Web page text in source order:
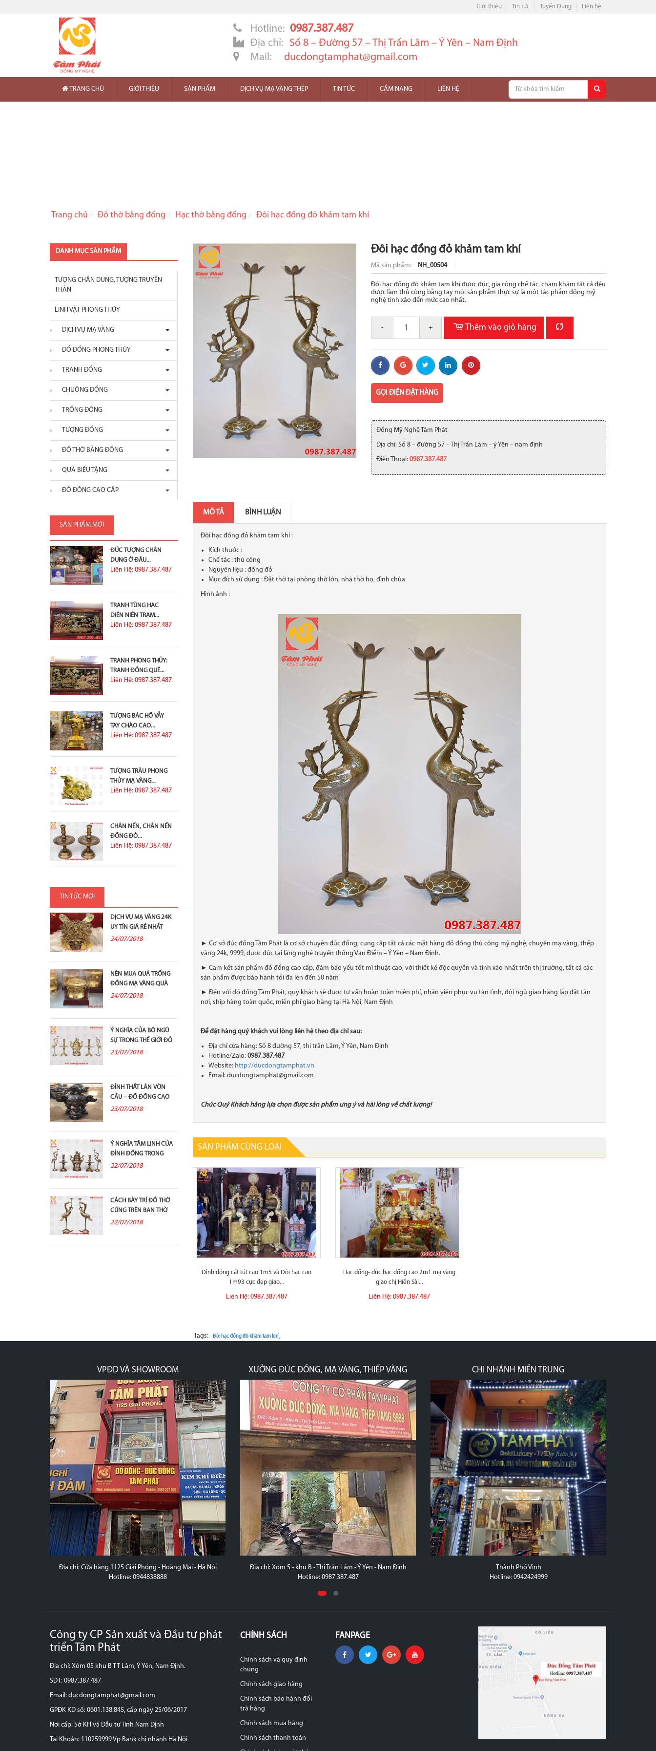
Giới thiệu Tin tức Tuyển Dụng Liên hệ
Hotline: 0987.387.487
Địa chỉ:
Số 8 – Đường 57 – Thị Trấn Lâm – Ý Yên – Nam Định
Mail:
ducdongtamphat@gmail.com
TRANG CHỦ GIỚI THIỆU SẢN PHẨM DỊCH VỤ MẠ VÀNG THÉP TIN TỨC CẨM NANG LIÊN HỆ
Trang chủ Đồ thờ bằng đồng Hạc thờ bằng đồng Đôi hạc đồng đỏ khảm tam khí
DANH MỤC SẢN PHẨM
TƯỢNG CHÂN DUNG, TƯỢNG TRUYỀN
THÂN
LINH VẬT PHONG THỦY
DỊCH VỤ MẠ VÀNG
ĐỒ ĐỒNG PHONG THỦY
TRANH ĐỒNG
CHUÔNG ĐỒNG
TRỐNG ĐỒNG
TƯỢNG ĐỒNG
ĐỒ THỜ BẰNG ĐỒNG
QUÀ BIẾU TẶNG
ĐỒ ĐỒNG CAO CẤP
SẢN PHẨM MỚI
ĐÚC TƯỢNG CHÂN
DUNG Ở ĐÂU...
Liên Hệ: 0987.387.487
TRANH TÙNG HẠC
DIÊN NIÊN TRẠM...
Liên Hệ: 0987.387.487
TRANH PHONG THỦY:
TRANH ĐỒNG QUÊ...
Liên Hệ: 0987.387.487
TƯỢNG BÁC HỒ VẪY
TAY CHÀO CAO...
Liên Hệ: 0987.387.487
TƯỢNG TRÂU PHONG
THỦY MẠ VÀNG...
Liên Hệ: 0987.387.487
CHÂN NẾN, CHÂN NẾN
ĐỒNG ĐỎ...
Liên Hệ: 0987.387.487
TIN TỨC MỚI
DỊCH VỤ MẠ VÀNG 24K
UY TÍN GIÁ RẺ NHẤT
24/07/2018
NÊN MUA QUẢ TRỐNG
ĐỒNG MẠ VÀNG QUÀ
TẶNG Ở ĐÂU?
24/07/2018
Ý NGHĨA CỦA BỘ NGŨ
SỰ TRONG THẾ GIỚI ĐỒ
ĐỒNG THỜ...
23/07/2018
ĐỈNH THẤT LÂN VỜN
CẦU – ĐỒ ĐỒNG CAO
CẤP VÀ Ý...
23/07/2018
Ý NGHĨA TÂM LINH CỦA
ĐỈNH ĐỒNG TRONG
THỜ CÚNG TỔ TIÊN
22/07/2018
CÁCH BÀY TRÍ ĐỒ THỜ
CÚNG TRÊN BAN THỜ
GIA TIÊN
22/07/2018
Đôi hạc đồng đỏ khảm tam khí
Mã sản phẩm: NH_00504
Đôi hạc đồng đỏ khảm tam khí được đúc, gia công chế tác, chạm khảm tất cả đều
được làm thủ công bằng tay mỗi sản phẩm thực sự là một tác phẩm đồng mỹ
nghệ tinh xảo đến mức cao nhất.
- + Thêm vào giỏ hàng
GỌI ĐIỆN ĐẶT HÀNG
Đồng Mỹ Nghệ Tâm Phát
Địa chỉ: Số 8 – đường 57 – Thị Trấn Lâm – ý Yên – nam định
Điện Thoại:0987.387.487
MÔ TẢ BÌNH LUẬN
Đôi hạc đồng đỏ khảm tam khí :
Kích thước :
Chế tác : thủ công
Nguyên liệu : đồng đỏ
Mục đích sử dụng : Đặt thờ tại phòng thờ lớn, nhà thờ họ, đình chùa
Hình ảnh :
► Cơ sở đúc đồng Tâm Phát là cơ sở chuyên đúc đồng, cung cấp tất cả các mặt hàng đồ đồng thủ công mỹ nghệ, chuyên mạ vàng, thếp
vàng 24k, 9999, được đúc tại làng nghề truyền thống Vạn Điểm – Ý Yên – Nam Định.
► Cam kết sản phẩm đồ đồng cao cấp, đảm bảo yếu tốt mĩ thuật cao, với thiết kế độc quyền và tinh xảo nhất trên thị trường, tất cả các
sản phẩm được bào hành tối đa lên đến 50 năm
► Đến với đồ đồng Tâm Phát, quý khách sẽ được tư vấn hoàn toàn miễn phí, nhân viên phục vụ tận tình, đội ngũ giao hàng lắp đặt tận
nơi, ship hàng toàn quốc, miễn phí giao hàng tại Hà Nội, Nam Định
Để đặt hàng quý khách vui lòng liên hệ theo địa chỉ sau:
Địa chỉ cửa hàng: Số 8 đường 57, thi trấn Lâm, Ý Yên, Nam Định
Hotline/Zalo: 0987.387.487
Website: http://ducdongtamphat.vn
Email: ducdongtamphat@gmail.com
Chúc Quý Khách hàng lựa chọn được sản phẩm ưng ý và hài lòng về chất lượng!
SẢN PHẨM CÙNG LOẠI
Đỉnh đồng cát tút cao 1m5 và Đôi hạc cao
1m93 cực đẹp giao...
Liên Hệ: 0987.387.487
Hạc đồng- đúc hạc đồng cao 2m1 mạ vàng
giao chị Hiền Sài...
Liên Hệ: 0987.387.487
Tags: Đôi hạc đồng đỏ khảm tam khí ,
VPĐD VÀ SHOWROOM
Địa chỉ: Cửa hàng 1125 Giải Phóng - Hoàng Mai - Hà Nội
Hotline: 0944838888
XƯỞNG ĐÚC ĐỒNG, MẠ VÀNG, THIẾP VÀNG
Địa chỉ: Xóm 5 - khu B - Thị Trấn Lâm - Ý Yên - Nam Định
Hotline: 0987.387.487
CHI NHÁNH MIỀN TRUNG
Thành Phố Vinh
Hotline: 0942424999
Công ty CP Sản xuất và Đầu tư phát
triển Tâm Phát
Địa chỉ: Xóm 05 khu B TT Lâm, Ý Yên, Nam Định.
SDT: 0987.387.487
Email: ducdongtamphat@gmail.com
GPĐK KD số: 0601.138.845, cấp ngày 25/06/2017
Nơi cấp: Sở KH và Đầu tư Tỉnh Nam Định
Tài Khoản: 110259999 Vp Bank chi nhánh Hà Nội
CHÍNH SÁCH
Chính sách và quy định
chung
Chính sách giao hàng
Chính sách bảo hành đổi
trả hàng
Chính sách mua hàng
Chính sách thanh toán
FANPAGE